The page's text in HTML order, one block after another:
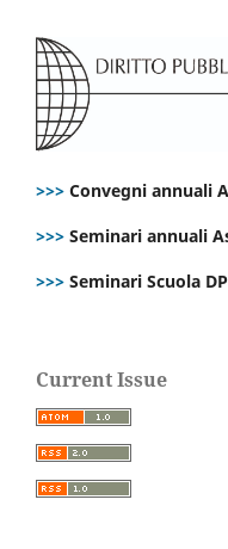
>>> Convegni annuali
>>> Seminari annuali
>>> Seminari Scuola
Current Issue